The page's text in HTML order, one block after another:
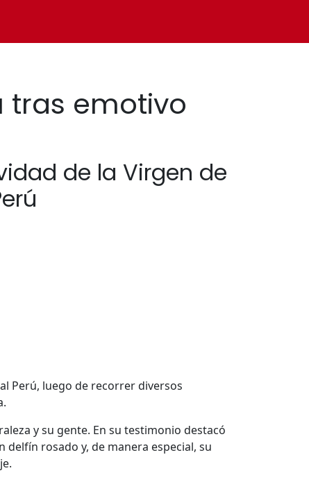
tras emotivo
de la Virgen de
Perú, luego de recorrer diversos
y su gente. En su testimonio destacó
delfín rosado y, de manera especial, su